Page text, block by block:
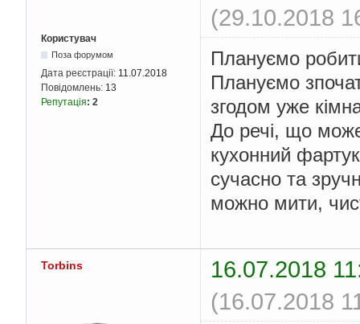
(29.10.2018
Користувач
Поза форумом
Дата реєстрації: 11.07.2018
Повідомлень: 13
Репутація: 2
Плануємо
Плануємо
згодом уже
До речі, що
кухонний
сучасно та
можно мити,
Torbins
16.07.2018
(16.07.2018